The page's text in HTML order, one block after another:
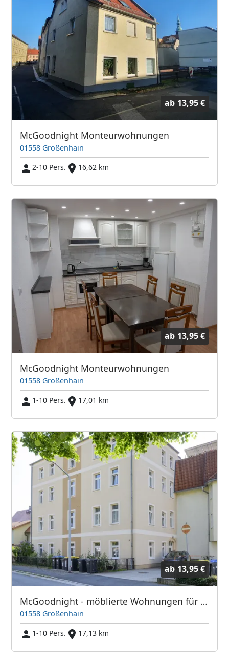
ab 13,95 €
McGoodnight Monteurwohnungen
01558 Großenhain
2-10 Pers.
16,62 km
ab 13,95 €
McGoodnight Monteurwohnungen
01558 Großenhain
1-10 Pers.
17,01 km
ab 13,95 €
McGoodnight - möblierte Wohnungen für Monteure
01558 Großenhain
1-10 Pers.
17,13 km